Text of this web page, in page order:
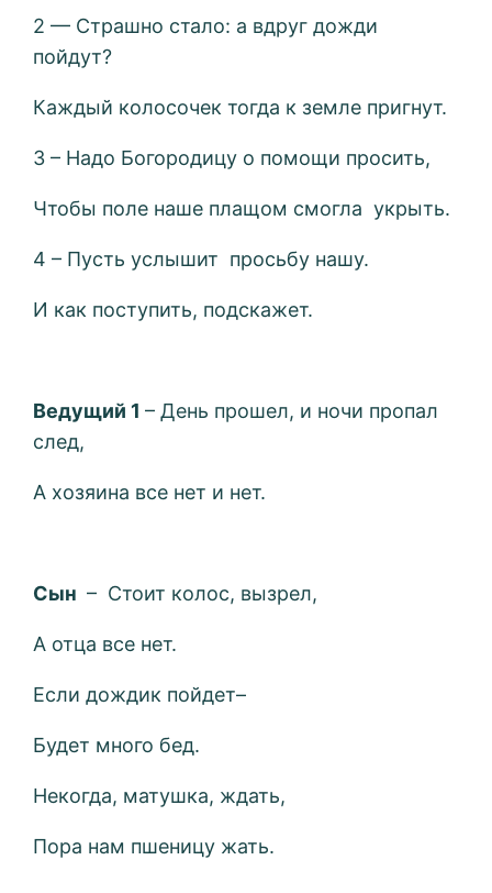
2 — Страшно стало: а вдруг дожди
пойдут?
Каждый колосочек тогда к земле пригнут.
3 – Надо Богородицу о помощи просить,
Чтобы поле наше плащом смогла укрыть.
4 – Пусть услышит просьбу нашу.
И как поступить, подскажет.
Ведущий 1– День прошел, и ночи пропал
след,
А хозяина все нет и нет.
Сын – Стоит колос, вызрел,
А отца все нет.
Если дождик пойдет–
Будет много бед.
Некогда, матушка, ждать,
Пора нам пшеницу жать.